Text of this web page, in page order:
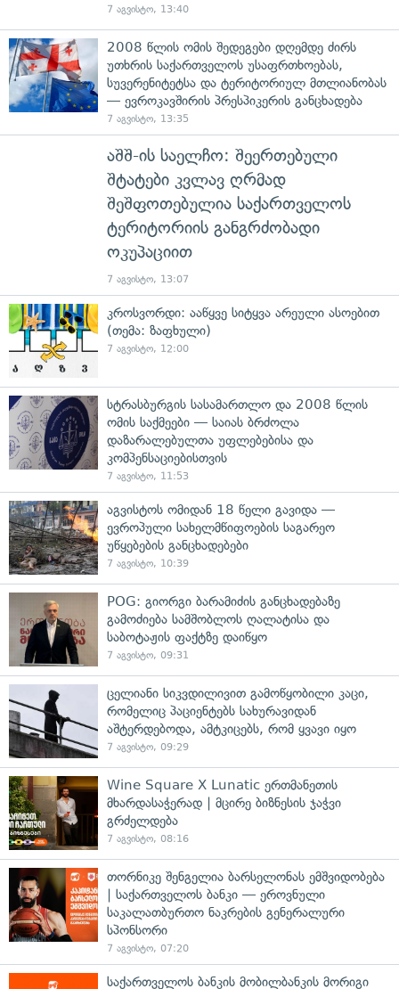
7 აგვისტო, 13:40
2008 წლის ომის შედეგები დღემდე ძირს
უთხრის საქართველოს უსაფრთხოებას,
სუვერენიტეტსა და ტერიტორიულ მთლიანობას
— ევროკავშირის პრესპიკერის განცხადება
7 აგვისტო, 13:35
აშშ-ის საელჩო: შეერთებული
შტატები კვლავ ღრმად
შეშფოთებულია საქართველოს
ტერიტორიის განგრძობადი
ოკუპაციით
7 აგვისტო, 13:07
კროსვორდი: ააწყვე სიტყვა არეული ასოებით
(თემა: ზაფხული)
7 აგვისტო, 12:00
სტრასბურგის სასამართლო და 2008 წლის
ომის საქმეები — საიას ბრძოლა
დაზარალებულთა უფლებებისა და
კომპენსაციებისთვის
7 აგვისტო, 11:53
აგვისტოს ომიდან 18 წელი გავიდა —
ევროპული სახელმწიფოების საგარეო
უწყებების განცხადებები
7 აგვისტო, 10:39
POG: გიორგი ბარამიძის განცხადებაზე
გამოძიება სამშობლოს ღალატისა და
საბოტაჟის ფაქტზე დაიწყო
7 აგვისტო, 09:31
ცელიანი სიკვდილივით გამოწყობილი კაცი,
რომელიც პაციენტებს სახურავიდან
აშტერდებოდა, ამტკიცებს, რომ ყვავი იყო
7 აგვისტო, 09:29
Wine Square X Lunatic ერთმანეთის
მხარდასაჭერად | მცირე ბიზნესის ჯაჭვი
გრძელდება
7 აგვისტო, 08:16
თორნიკე შენგელია ბარსელონას ემშვიდობება
| საქართველოს ბანკი — ეროვნული
საკალათბურთო ნაკრების გენერალური
სპონსორი
7 აგვისტო, 07:20
საქართველოს ბანკის მობილბანკის მორიგი